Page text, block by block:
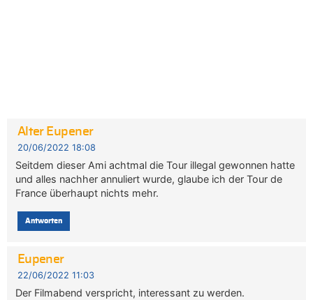
Alter Eupener
20/06/2022 18:08
Seitdem dieser Ami achtmal die Tour illegal gewonnen hatte
und alles nachher annuliert wurde, glaube ich der Tour de
France überhaupt nichts mehr.
Antworten
Eupener
22/06/2022 11:03
Der Filmabend verspricht, interessant zu werden.